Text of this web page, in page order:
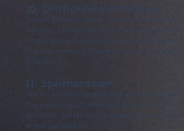
10. Drittlandübermittlungen
Sofern Dienstleister in Ländern außerhalb
werden, erfolgt die Übermittlung nur,
Angemessenheitsbeschluss besteht oder
Standardvertragsklauseln/vergleichbare
ff. DSGVO).
11. Speicherdauer
Wir verarbeiten personenbezogene
die jeweiligen Zwecke erforderlich ist.
gelöscht, sofern keine gesetzlichen
entgegenstehen.